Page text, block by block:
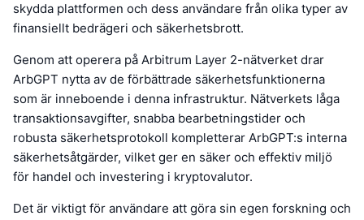
skydda plattformen och dess användare från olika typer av
finansiellt bedrägeri och säkerhetsbrott.
Genom att operera på Arbitrum Layer 2-nätverket drar
ArbGPT nytta av de förbättrade säkerhetsfunktionerna
som är inneboende i denna infrastruktur. Nätverkets låga
transaktionsavgifter, snabba bearbetningstider och
robusta säkerhetsprotokoll kompletterar ArbGPT:s interna
säkerhetsåtgärder, vilket ger en säker och effektiv miljö
för handel och investering i kryptovalutor.
Det är viktigt för användare att göra sin egen forskning och